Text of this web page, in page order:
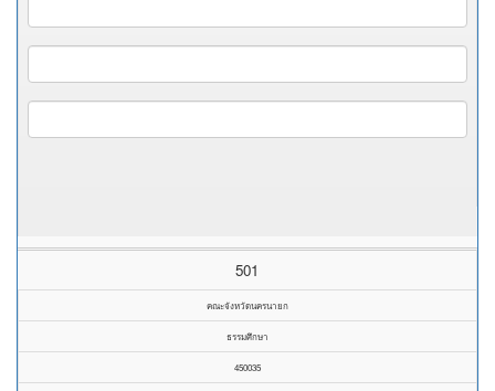
501
คณะจังหวัดนครนายก
ธรรมศึกษา
450035